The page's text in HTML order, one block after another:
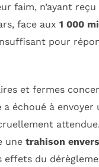
faim, n’ayant reçu
face aux 1 000
pour
et fermes
a échoué à
une trahison
effets du